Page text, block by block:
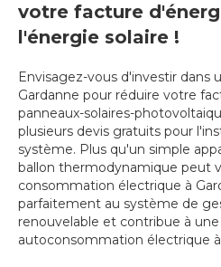
votre facture
l'énergie solaire !
Envisagez-vous d'investir dans
Gardanne pour réduire votre
panneaux-solaires-
plusieurs devis gratuits pour
système. Plus qu'un simple
ballon thermodynamique peut
consommation électrique à
parfaitement au système de
renouvelable et contribue à
autoconsommation électrique à